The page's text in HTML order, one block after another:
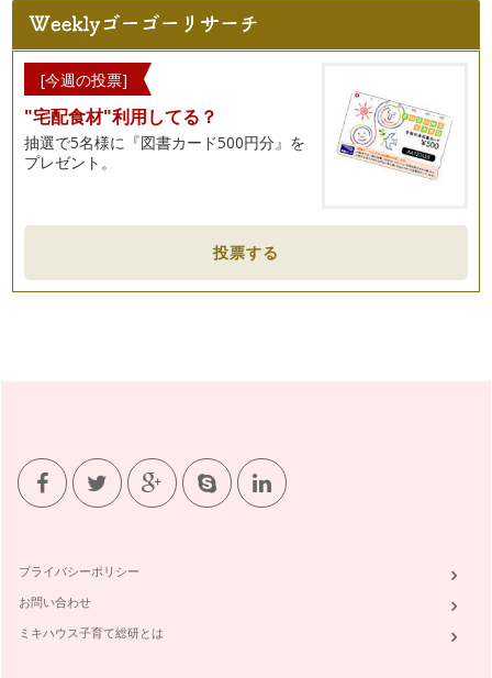
少し肌寒い季節になってきました。子どもたち大好きなカレー
ライス。沢山作りすぎて、残った次の…
「かぼちゃパン」レシピ
10月末はハロウィン。。。 みんなで集まってハロウィンパー
ティー・・・かぼちゃパン…
「フワス～はっぱのパン」レシピ
夏が終わって・・・少し涼しい日も出てきたね。涼しい風が、
夏も、終わりに近づいてきました。最後の思い出に、みんなが
大好きなメロンパンをカメにアレンジ…
穫できるお野菜はたくさん。そんな夏…
「海の動物パン」レシピ
「てるてるぼうずパン」レシピ
お外で遊べない・・・そんな日にはみんなで「てるてるぼうず
パン」作り。 てるてるぼう…
[今週の投票]
"宅配食材"利用してる？
抽選で5名様に『図書カード500円分』を
プレゼント。
投票する
プライバシーポリシー
お問い合わせ
ミキハウス子育て総研とは